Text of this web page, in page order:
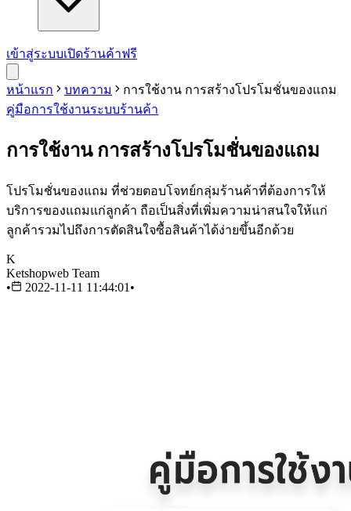
เข้าสู่ระบบเปิดร้านค้าฟรี
หน้าแรก บทความ
การใช้งาน การสร้างโปรโมชั่นของแถม
คู่มือการใช้งานระบบร้านค้า
การใช้งาน การสร้างโปรโมชั่นของแถม
โปรโมชั่นของแถม ที่ช่วยตอบโจทย์กลุ่มร้านค้าที่ต้องการให้
บริการของแถมแก่ลูกค้า ถือเป็นสิ่งที่เพิ่มความน่าสนใจให้แก่
ลูกค้ารวมไปถึงการตัดสินใจซื้อสินค้าได้ง่ายขึ้นอีกด้วย
K
Ketshopweb Team
•
2022-11-11 11:44:01 •